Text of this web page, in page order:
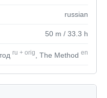
russian
50 m / 33.3 h
ru + orig , The Method en